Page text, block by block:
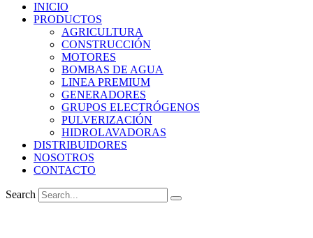
INICIO
PRODUCTOS
AGRICULTURA
CONSTRUCCIÓN
MOTORES
BOMBAS DE AGUA
LINEA PREMIUM
GENERADORES
GRUPOS ELECTRÓGENOS
PULVERIZACIÓN
HIDROLAVADORAS
DISTRIBUIDORES
NOSOTROS
CONTACTO
Search